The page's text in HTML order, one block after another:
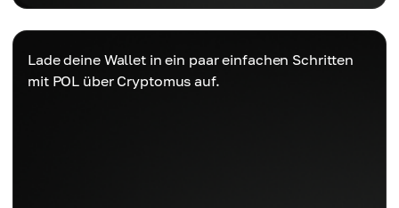
Lade deine Wallet in ein paar einfachen Schritten
mit POL über Cryptomus auf.